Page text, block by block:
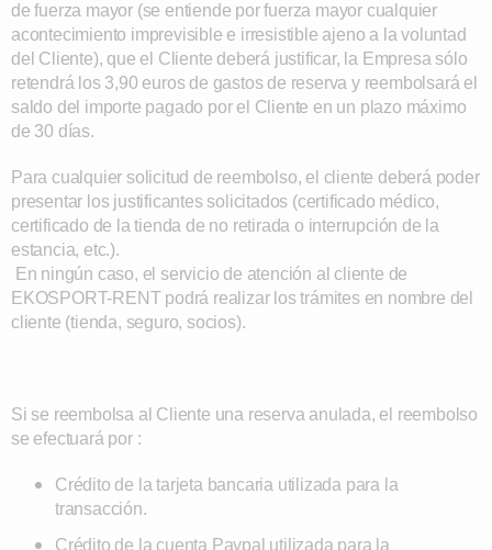
de fuerza mayor (se entiende por fuerza mayor cualquier
acontecimiento imprevisible e irresistible ajeno a la voluntad
del Cliente), que el Cliente deberá justificar, la Empresa sólo
retendrá los 3,90 euros de gastos de reserva y reembolsará el
saldo del importe pagado por el Cliente en un plazo máximo
de 30 días.
Para cualquier solicitud de reembolso, el cliente deberá poder
presentar los justificantes solicitados (certificado médico,
certificado de la tienda de no retirada o interrupción de la
estancia, etc.).
En ningún caso, el servicio de atención al cliente de
EKOSPORT-RENT podrá realizar los trámites en nombre del
cliente (tienda, seguro, socios).
Si se reembolsa al Cliente una reserva anulada, el reembolso
se efectuará por :
Crédito de la tarjeta bancaria utilizada para la
transacción.
Crédito de la cuenta Paypal utilizada para la